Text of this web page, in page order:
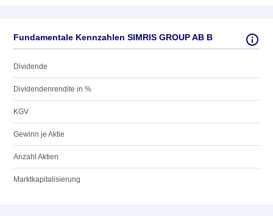
Fundamentale Kennzahlen SIMRIS GROUP AB B
Dividende
Dividendenrendite in %
KGV
Gewinn je Aktie
Anzahl Aktien
Marktkapitalisierung